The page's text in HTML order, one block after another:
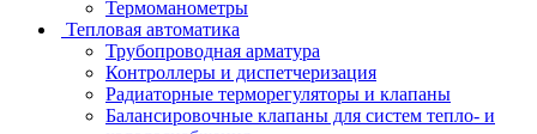
Термоманометры
Тепловая автоматика
Трубопроводная арматура
Контроллеры и диспетчеризация
Радиаторные терморегуляторы и клапаны
Балансировочные клапаны для систем тепло- и